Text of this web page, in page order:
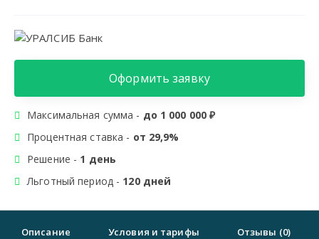
Оформить заявку
Максимальная сумма - до 1 000 000 ₽
Процентная ставка - от 29,9%
Решение - 1 день
Льготный период - 120 дней
Описание Условия и тарифы Отзывы (0)